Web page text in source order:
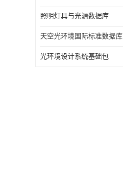
照明灯具与光源数据库
天空光环境国际标准数据库
光环境设计系统基础包